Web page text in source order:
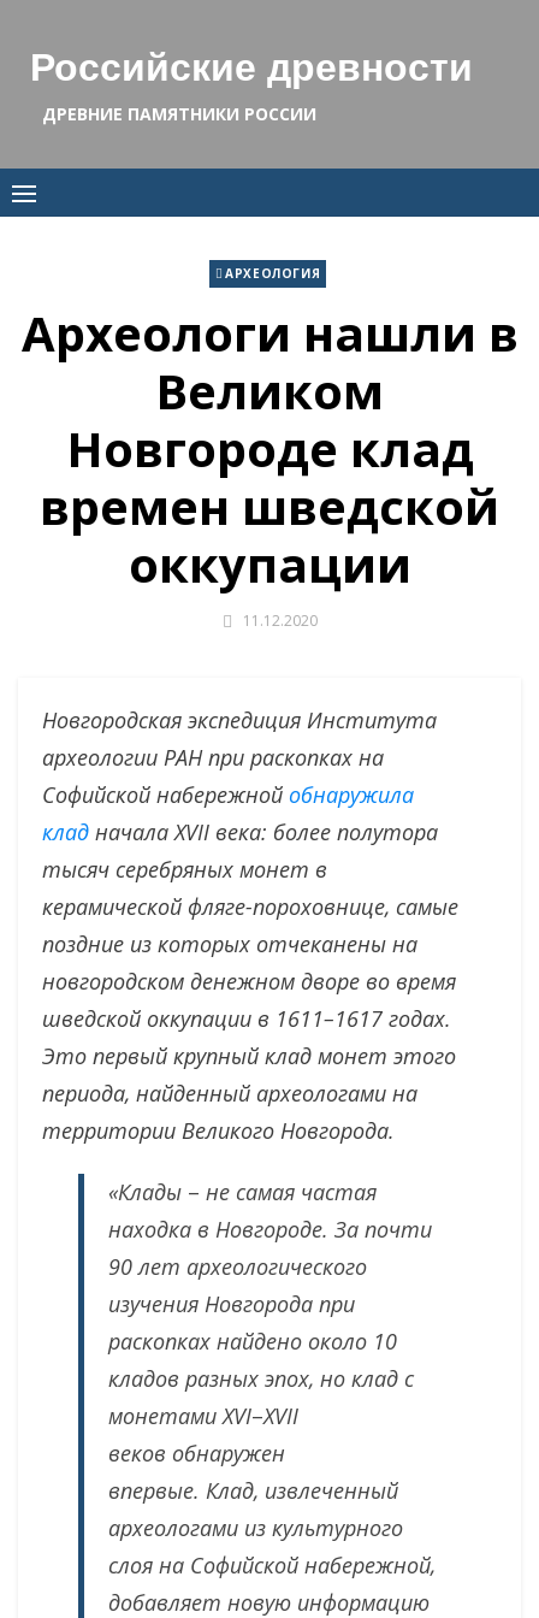
contentРоссийские древности
ДРЕВНИЕ ПАМЯТНИКИ РОССИИ
АРХЕОЛОГИЯ
Археологи нашли в
Великом
Новгороде клад
времен шведской
оккупации
11.12.2020
Новгородская экспедиция Института
археологии РАН при раскопках на
Софийской набережной обнаружила
клад начала XVII века: более полутора
тысяч серебряных монет в
керамической фляге-пороховнице, самые
поздние из которых отчеканены на
новгородском денежном дворе во время
шведской оккупации в 1611–1617 годах.
Это первый крупный клад монет этого
периода, найденный археологами на
территории Великого Новгорода.
«Клады – не самая частая
находка в Новгороде. За почти
90 лет археологического
изучения Новгорода при
раскопках найдено около 10
кладов разных эпох, но клад с
монетами XVI–XVII
веков обнаружен
впервые. Клад, извлеченный
археологами из культурного
слоя на Софийской набережной,
добавляет новую информацию